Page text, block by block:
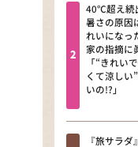
河
「
か
に
40℃超え続
暑さの原因
れいになっ
家の指摘に
「“きれい
くて涼しい
いの!?」
『旅サラ